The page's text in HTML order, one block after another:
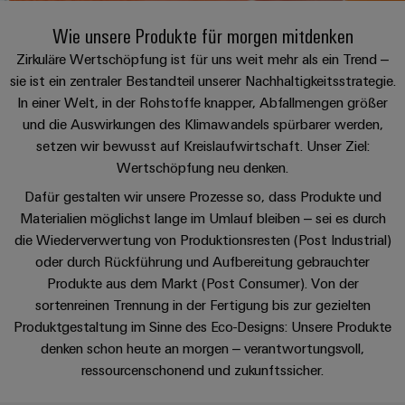
werden.
Datencenter
Lösungen
und
Produkte
Rechenzentren
effizient,
zuverlässig,
skalierbar
Energiespeicher
Lösungen
Produkte
für
Energiespeichersysteme
(ESS)
Anschlusstechnologie
DC-
Microgrids
u-
OS
Computing
Industrial
5G
Single
Pair
Ethernet
Gehäusesysteme
und
-
komponenten
Kabeleinführungssysteme
-
komponenten
Anschlussleitungen,
Patchkabel
und
Kabel
SPS
Fast
Delivery
Service
Beratung
digitale
Planung
easyConnect
-
Ihre
Industrial
Service
Platform
Vertrieb
Promotionfahrzeug
Distribution
für
unsere
Partner
Vertrieb
Großhandelssuche
News
Unternehmen
Weidmüller
Zahlen
und
Fakten
Unser
Vorstand
Nachhaltigkeit
Weidmüller
Academy
People
&
Culture
Karriere
für
Berufserfahrene
Für
Studierende
Werkstudententätigkeiten
Praktika
Abschlussarbeiten
Neuanfang
für
Studienabbrecher
Wie unsere Produkte für morgen mitdenken
Zirkuläre Wertschöpfung ist für uns weit mehr als ein Trend –
sie ist ein zentraler Bestandteil unserer Nachhaltigkeitsstrategie.
In einer Welt, in der Rohstoffe knapper, Abfallmengen größer
und die Auswirkungen des Klimawandels spürbarer werden,
setzen wir bewusst auf Kreislaufwirtschaft. Unser Ziel:
Wertschöpfung neu denken.
Dafür gestalten wir unsere Prozesse so, dass Produkte und
Materialien möglichst lange im Umlauf bleiben – sei es durch
die Wiederverwertung von Produktionsresten (Post Industrial)
oder durch Rückführung und Aufbereitung gebrauchter
Produkte aus dem Markt (Post Consumer). Von der
sortenreinen Trennung in der Fertigung bis zur gezielten
Produktgestaltung im Sinne des Eco-Designs: Unsere Produkte
denken schon heute an morgen – verantwortungsvoll,
ressourcenschonend und zukunftssicher.